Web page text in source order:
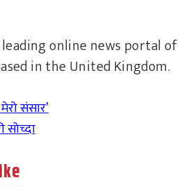
online news portal of
in the United Kingdom.
संसार’
सोच्दा